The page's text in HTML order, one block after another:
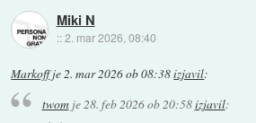
Miki N
::2. mar 2026, 08:40
Markoffje2. mar 2026 ob 08:38izjavil:
twomje 28. feb 2026 ob 20:58izjavil: